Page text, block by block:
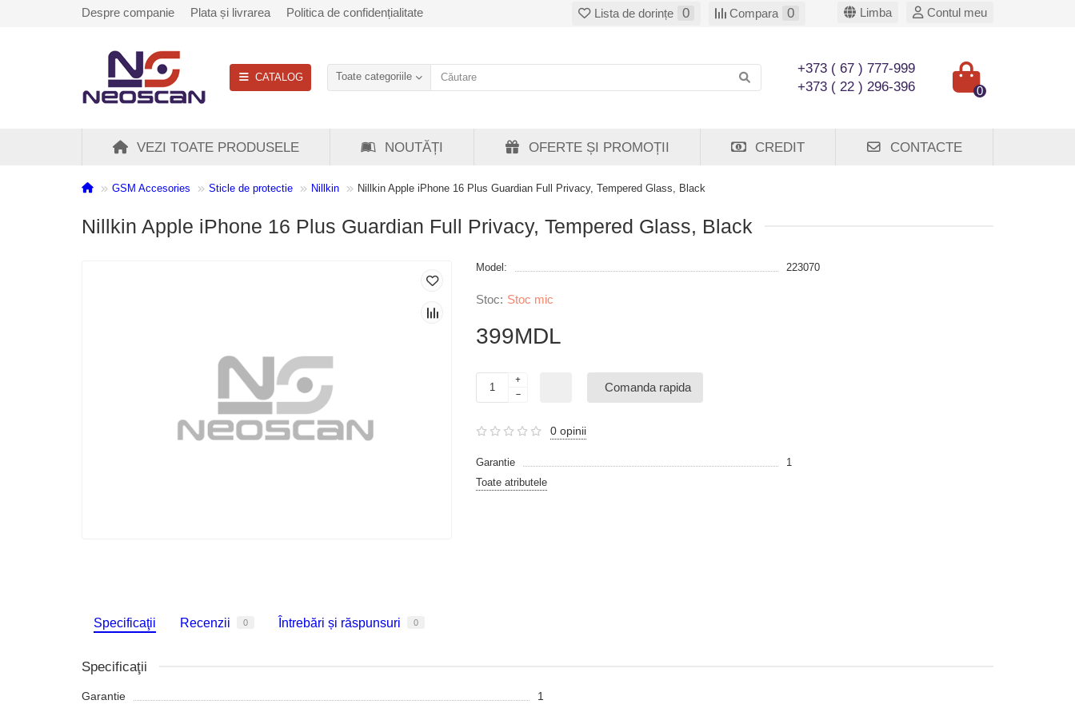
Despre companie Plata și livrarea Politica de confidențialitate Lista de dorințe 0 Compara 0 Limba Contul meu
CATALOG Toate categoriile
+373 ( 67 ) 777-999
+373 ( 22 ) 296-396
0
VEZI TOATE PRODUSELE NOUTĂȚI OFERTE ȘI PROMOȚII CREDIT CONTACTE
GSM Accesories Sticle de protectie Nillkin Nillkin Apple iPhone 16 Plus Guardian Full Privacy, Tempered Glass, Black
Nillkin Apple iPhone 16 Plus Guardian Full Privacy, Tempered Glass, Black
Model: 223070
Stoc mic
399MDL
Comanda rapida
0 opinii
Garantie
1
Toate atributele
Specificaţii Recenzii 0 Întrebări și răspunsuri 0
Specificaţii
Garantie 1